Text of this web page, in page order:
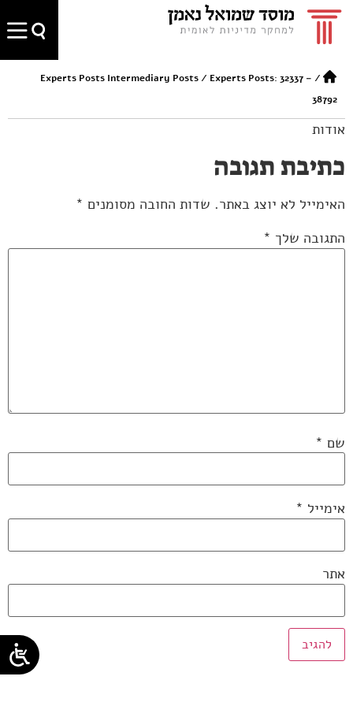
/
Experts Posts Intermediary Posts/ Experts Posts: 32337 –
38792
אודות
כתיבת תגובה
האימייל לא יוצג באתר. שדות החובה מסומנים *
התגובה שלך *
שם *
אימייל *
אתר